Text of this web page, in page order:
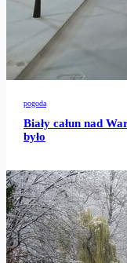
pogoda
Biały całun nad
było